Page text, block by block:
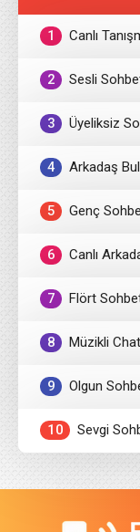
1 Canlı
2 Sesli
3 Üyeliksiz
4 Arkadaş
5 Genç
6 Canlı
7 Flört
8 Müzikli Chat
9 Olgun
10 Sevgi